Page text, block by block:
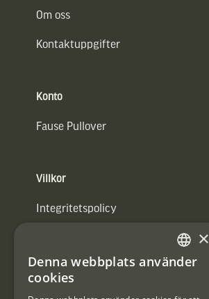
Om oss
Kontaktuppgifter
Konto
Fause Pullover
Villkor
Integritetspolicy
#Interjaktfamily SWEDISH
×
Denna webbplats använder
cookies